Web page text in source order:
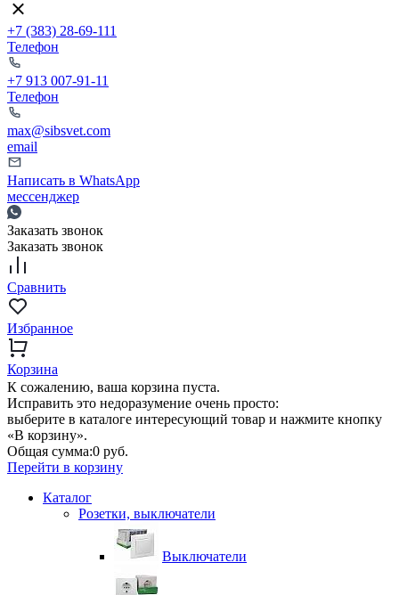
+7 (383) 28-69-111
Телефон
+7 913 007-91-11
Телефон
max@sibsvet.com
email
Написать в WhatsApp
мессенджер
Заказать звонок
Заказать звонок
Сравнить
Избранное
Корзина
К сожалению, ваша корзина пуста.
Исправить это недоразумение очень просто:
выберите в каталоге интересующий товар и нажмите кнопку
«В корзину».
Общая сумма:0 руб.
Перейти в корзину
Каталог
Розетки, выключатели
Выключатели